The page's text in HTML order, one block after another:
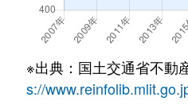
※出典：国土交通省不動
s://